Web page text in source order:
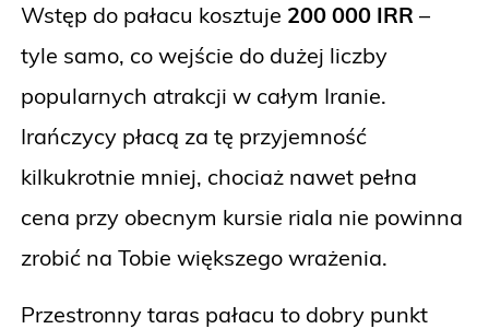
Wstęp do pałacu kosztuje 200 000 IRR –
tyle samo, co wejście do dużej liczby
popularnych atrakcji w całym Iranie.
Irańczycy płacą za tę przyjemność
kilkukrotnie mniej, chociaż nawet pełna
cena przy obecnym kursie riala nie powinna
zrobić na Tobie większego wrażenia.
Przestronny taras pałacu to dobry punkt